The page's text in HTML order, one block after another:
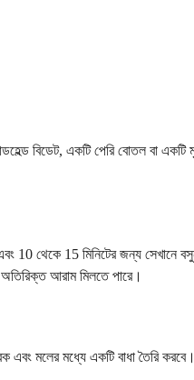
বিডেট, একটি পেরি বোতল বা
থেকে 15 মিনিটের জন্য সেখানে
আরাম মিলতে পারে।
এবং মলের মধ্যে একটি বাধা তৈরি